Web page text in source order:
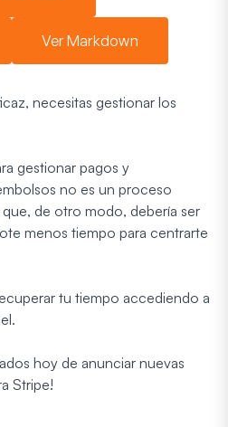
Ver Markdown
necesitas gestionar los
gestionar pagos y
no es un proceso
de otro modo, debería ser
menos tiempo para centrarte
tu tiempo accediendo a
hoy de anunciar nuevas
Stripe!